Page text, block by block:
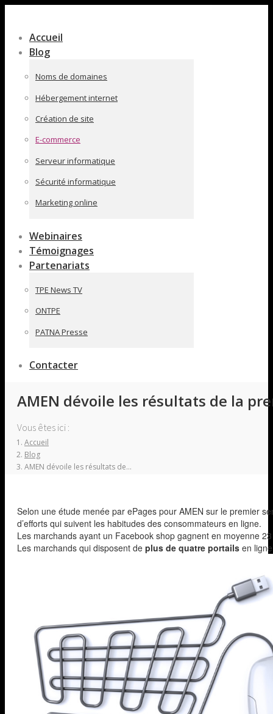
pleine
largeur
Accueil
Blog
Noms de domaines
Hébergement internet
Création de site
E-commerce
Serveur informatique
Sécurité informatique
Marketing online
Webinaires
Témoignages
Partenariats
TPE News TV
ONTPE
PATNA Presse
Contacter
AMEN dévoile les résultats de la
Vous êtes ici :
Accueil
Blog
AMEN dévoile les résultats de…
Selon une étude menée par ePages pour AMEN sur le premier
d’efforts qui suivent les habitudes des consommateurs en ligne.
Les marchands ayant un Facebook shop gagnent en moyenne
Les marchands qui disposent de plus de quatre portails en